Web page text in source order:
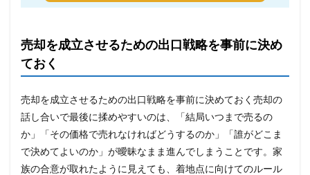
売却を成立させるための出口戦略を事前に決め
ておく
売却を成立させるための出口戦略を事前に決めておく売却の
話し合いで最後に揉めやすいのは、「結局いつまで売るの
か」「その価格で売れなければどうするのか」「誰がどこま
で決めてよいのか」が曖昧なまま進んでしまうことです。家
族の合意が取れたように見えても、着地点に向けてのルール